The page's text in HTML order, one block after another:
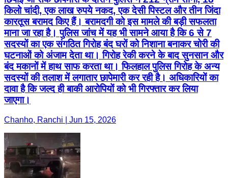
किलो चांदी, एक लाख रुपये नकद, एक देसी पिस्टल और तीन जिंदा
कारतूस बरामद किए हैं। बरामदगी को इस मामले की बड़ी सफलता
माना जा रहा है। पुलिस जांच में यह भी सामने आया है कि 6 से 7
सदस्यों का एक संगठित गिरोह बंद घरों को निशाना बनाकर चोरी की
घटनाओं को अंजाम देता था। गिरोह रेकी करने के बाद सुनसान और
बंद मकानों में हाथ साफ करता था। फिलहाल पुलिस गिरोह के अन्य
सदस्यों की तलाश में लगातार छापेमारी कर रही है। अधिकारियों का
दावा है कि जल्द ही बाकी आरोपियों को भी गिरफ्तार कर लिया
जाएगा।
Chanho, Ranchi | Jun 15, 2026